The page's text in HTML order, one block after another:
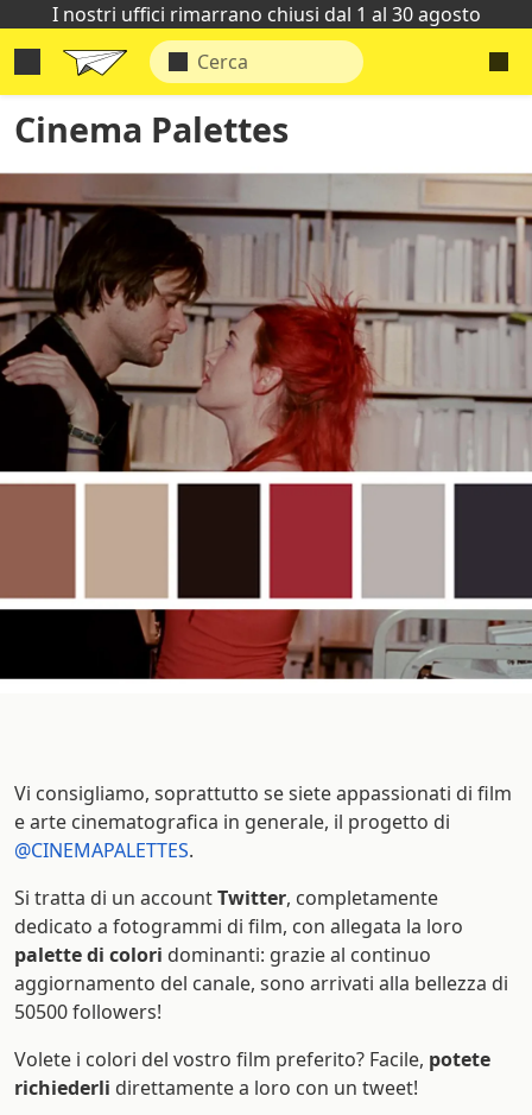
I nostri uffici rimarrano chiusi dal 1 al 30 agosto
Cinema Palettes
Vi consigliamo, soprattutto se siete appassionati di film
e arte cinematografica in generale, il progetto di
@CINEMAPALETTES.
Si tratta di un accountTwitter, completamente
dedicato a fotogrammi di film, con allegata la loro
palette di colori dominanti: grazie al continuo
aggiornamento del canale, sono arrivati alla bellezza di
50500 followers!
Volete i colori del vostro film preferito? Facile, potete
richiederli direttamente a loro con un tweet!